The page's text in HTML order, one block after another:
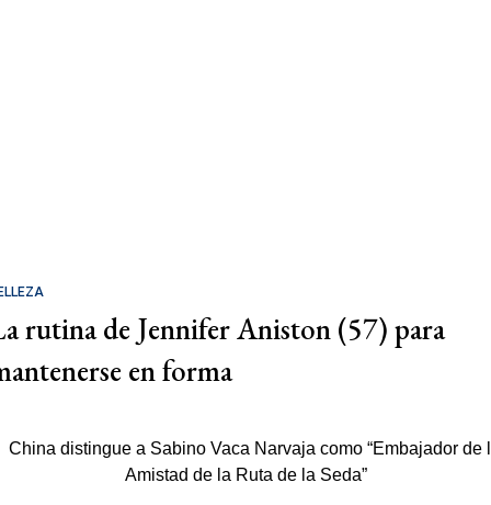
rutina de Jennifer Aniston (57) para
en forma